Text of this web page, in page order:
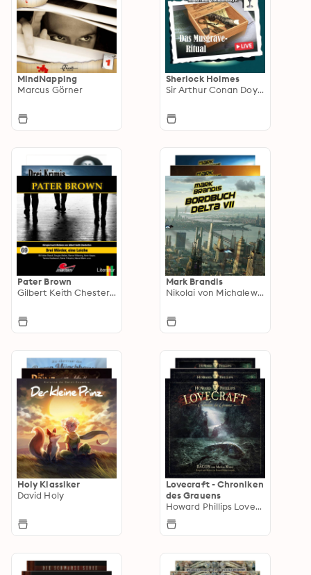
MindNapping
Marcus Görner
Sherlock Holmes
Sir Arthur Conan Doyle
Pater Brown
Gilbert Keith Chesterton
Mark Brandis
Nikolai von Michalewsky
Holy Klassiker
David Holy
Lovecraft - Chroniken
des Grauens
Howard Phillips Lovecraft